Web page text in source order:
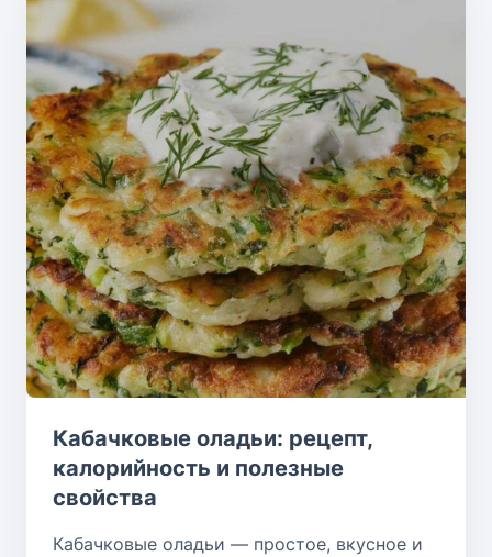
Кабачковые оладьи: рецепт,
калорийность и полезные
свойства
Кабачковые оладьи — простое, вкусное и